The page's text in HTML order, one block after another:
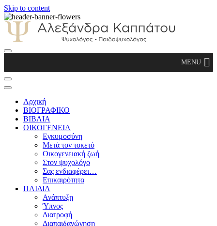
Skip to content
Παιδοψυχολόγος
MENU
Αρχική
ΒΙΟΓΡΑΦΙΚΟ
ΒΙΒΛΙΑ
ΟΙΚΟΓΕΝΕΙΑ
Εγκυμοσύνη
Μετά τον τοκετό
Οικογενειακή ζωή
Στον ψυχολόγο
Σας ενδιαφέρει…
Επικαιρότητα
ΠΑΙΔΙΑ
Ανάπτυξη
Ύπνος
Διατροφή
Διαπαιδαγώγηση